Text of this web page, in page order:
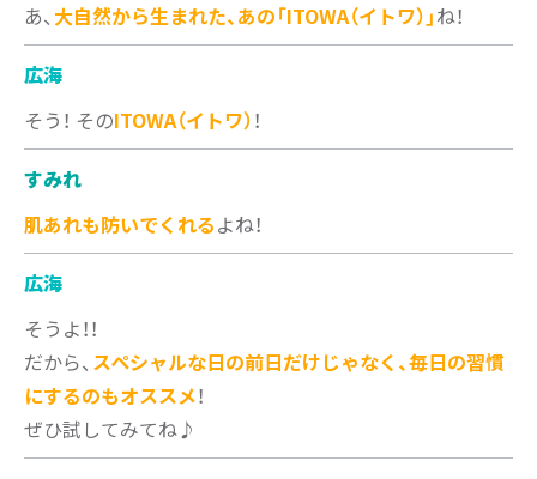
あ、大自然から生まれた、あの「ITOWA（イトワ）」ね！
広海
そう！ そのITOWA（イトワ）！
すみれ
肌あれも防いでくれるよね！
広海
そうよ！！
だから、 スペシャルな日の前日だけじゃなく、毎日の習慣
にするのもオススメ！
ぜひ試してみてね♪